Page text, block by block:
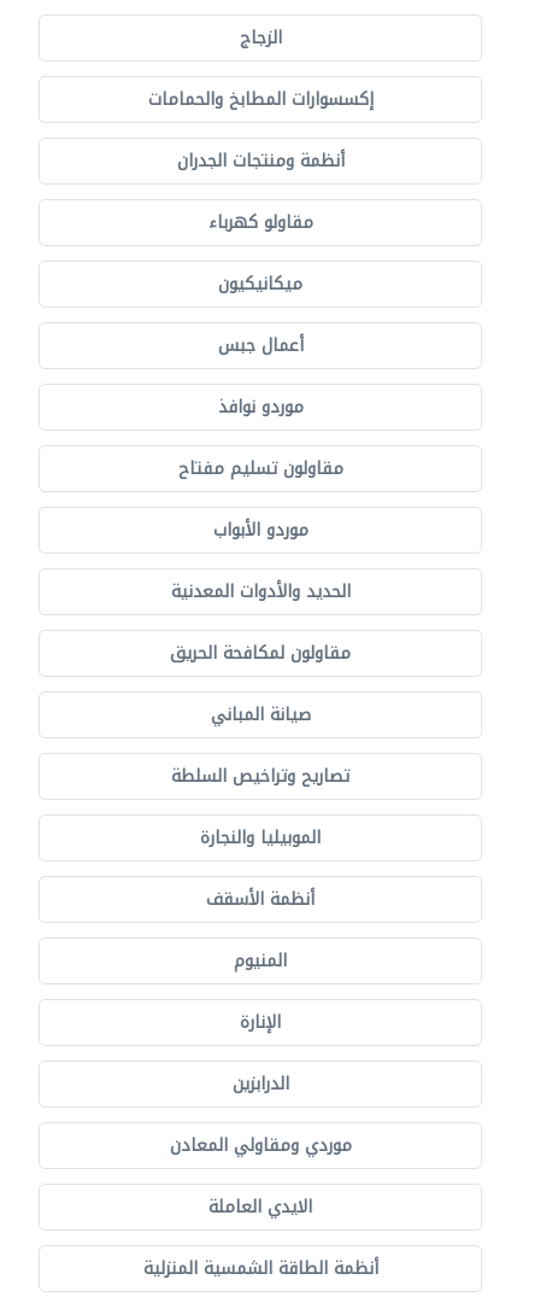
الزجاج
إكسسوارات المطابخ والحمامات
أنظمة ومنتجات الجدران
مقاولو كهرباء
ميكانيكيون
أعمال جبس
موردو نوافذ
مقاولون تسليم مفتاح
موردو الأبواب
الحديد والأدوات المعدنية
مقاولون لمكافحة الحريق
صيانة المباني
تصاريح وتراخيص السلطة
الموبيليا والنجارة
أنظمة الأسقف
المنيوم
الإنارة
الدرابزين
موردي ومقاولي المعادن
الايدي العاملة
أنظمة الطاقة الشمسية المنزلية